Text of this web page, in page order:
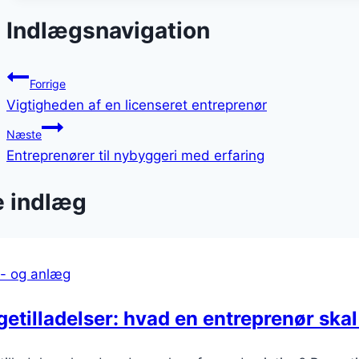
Indlægsnavigation
Forrige
Vigtigheden af en licenseret entreprenør
Næste
Entreprenører til nybyggeri med erfaring
indlæg
og anlæg
hvad en entreprenør